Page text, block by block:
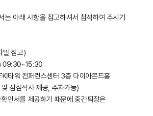
는 아래 사항을 참고하셔서 참석하여 주시기
일 참고)
09:30~15:30
타워 컨퍼런스센터 3층 다이아몬드홀
점심식사 제공, 주차가능)
인서를 제공하기 때문에 중간퇴장은